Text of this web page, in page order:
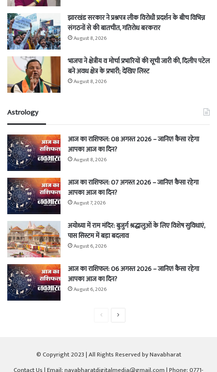
झारखंड सरकार ने प्रश्नपत्र लीक विरोधी प्रदर्शन के बीच विभिन्न
संगठनों से की बातचीत, गतिरोध बरकरार
August 8, 2026
भाजपा ने क्षेत्रीय व मोर्चा प्रभारियों की सूची जारी की, दिलीप पटेल
बने अवध क्षेत्र के प्रभारी; देखिए लिस्ट
August 8, 2026
Astrology
आज का राशिफल: 08 अगस्त 2026 – जानिए! कैसा रहेगा
आपका आज का दिन?
August 8, 2026
आज का राशिफल: 07 अगस्त 2026 – जानिए! कैसा रहेगा
आपका आज का दिन?
August 7, 2026
अयोध्या में राम मंदिर: बुजुर्ग श्रद्धालुओं के लिए विशेष सुविधाएं,
पास सिस्टम में बड़ा बदलाव
August 6, 2026
आज का राशिफल: 06 अगस्त 2026 – जानिए! कैसा रहेगा
आपका आज का दिन?
August 6, 2026
PreviousNext
© Copyright 2023 | All Rights Reserved by Navabharat
Contact Us| Email: navabharatdigitalmedia@gmail.com | Phone: 0771-